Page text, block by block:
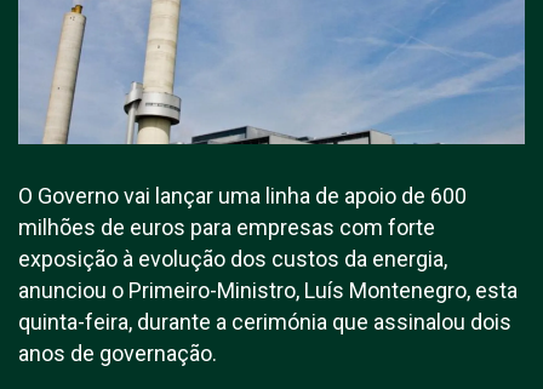
O Governo vai lançar uma linha de apoio de 600
milhões de euros para empresas com forte
exposição à evolução dos custos da energia,
anunciou o Primeiro-Ministro, Luís Montenegro, esta
quinta-feira, durante a cerimónia que assinalou dois
anos de governação.